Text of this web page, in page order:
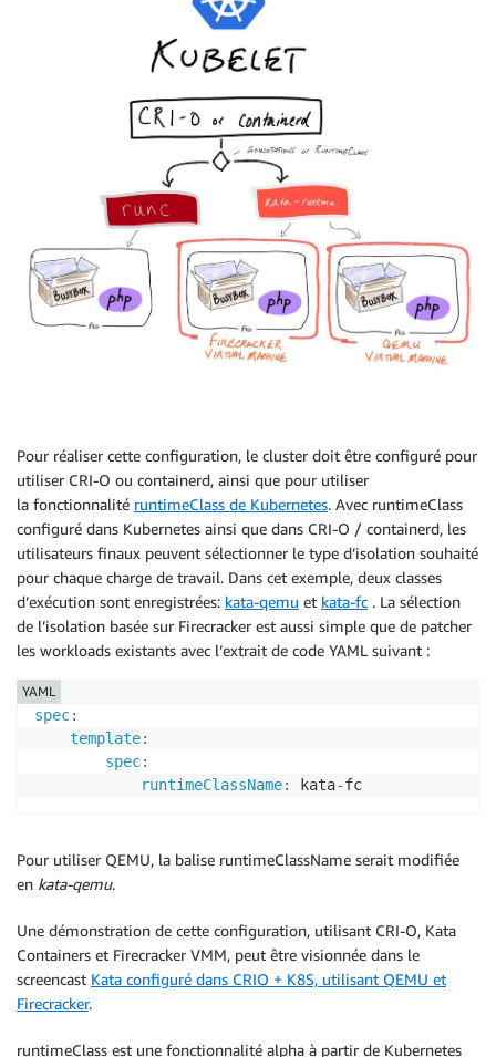
Pour réaliser cette configuration, le cluster doit être configuré pour
utiliser CRI-O ou containerd, ainsi que pour utiliser
la fonctionnalité runtimeClass de Kubernetes. Avec runtimeClass
configuré dans Kubernetes ainsi que dans CRI-O / containerd, les
utilisateurs finaux peuvent sélectionner le type d’isolation souhaité
pour chaque charge de travail. Dans cet exemple, deux classes
d’exécution sont enregistrées: kata-qemu et kata-fc . La sélection
de l’isolation basée sur Firecracker est aussi simple que de patcher
les workloads existants avec l’extrait de code YAML suivant :
spec:
template:
spec:
runtimeClassName: kata-fc
YAML
Pour utiliser QEMU, la balise runtimeClassName serait modifiée
en kata-qemu.
Une démonstration de cette configuration, utilisant CRI-O, Kata
Containers et Firecracker VMM, peut être visionnée dans le
screencast Kata configuré dans CRIO + K8S, utilisant QEMU et
Firecracker.
runtimeClass est une fonctionnalité alpha à partir de Kubernetes